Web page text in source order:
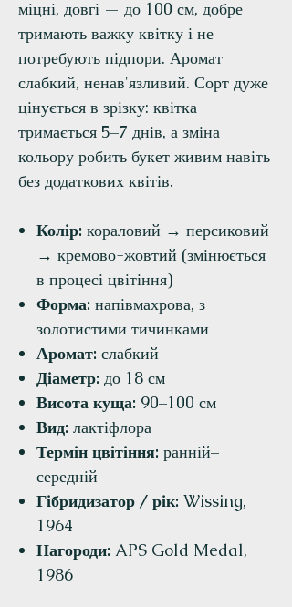
міцні, довгі — до 100 см, добре
тримають важку квітку і не
потребують підпори. Аромат
слабкий, ненав'язливий. Сорт дуже
цінується в зрізку: квітка
тримається 5–7 днів, а зміна
кольору робить букет живим навіть
без додаткових квітів.
Колір: кораловий → персиковий
→ кремово-жовтий (змінюється
в процесі цвітіння)
Форма: напівмахрова, з
золотистими тичинками
Аромат: слабкий
Діаметр: до 18 см
Висота куща: 90–100 см
Вид: лактіфлора
Термін цвітіння: ранній–
середній
Гібридизатор / рік: Wissing,
1964
Нагороди: APS Gold Medal,
1986